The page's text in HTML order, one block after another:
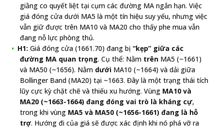
giằng co quyết liệt tại cụm các đường MA ngắn hạn. Việc
giá đóng cửa dưới MA5 là một tín hiệu suy yếu, nhưng việc
vẫn giữ được trên MA10 và MA20 cho thấy phe mua vẫn
đang nỗ lực phòng thủ.
H1: Giá đóng cửa (1661.70) đang bị “kẹp” giữa các
đường MA quan trọng. Cụ thể: Nằm trên MA5 (~1661)
và MA50 (~1656). Nằm dưới MA10 (~1664) và dải giữa
Bollinger Band (MA20) tại ~1663. Đây là một trạng thái tích
lũy cực kỳ chặt chẽ và thiếu xu hướng. Vùng MA10 và
MA20 (~1663-1664) đang đóng vai trò là kháng cự,
trong khi vùng MA5 và MA50 (~1656-1661) đang là hỗ
trợ. Hướng đi của giá sẽ được xác định khi nó phá vỡ ra